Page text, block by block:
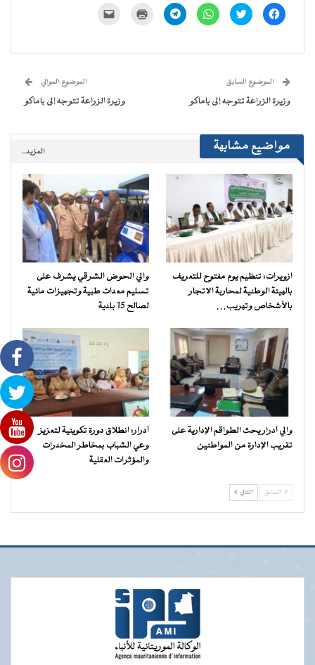
انقر
للمشاركة
في
اضغط
للمشاركة
في
انقر
للمشاركة
في
انقر
للمشاركة
في
للطباعة
جديدة) الإلكتروني
نافذة
جديدة)
الموضوع السابق
وزيرة الزراعة تتوجه إلى باماكو
الموضوع الموالي
وزيرة الزراعة تتوجه إلى باماكو
مواضيع مشابهة المزيد..
ازويرات: تنظيم يوم مفتوح للتعريف
بالهيئة الوطنية لمحاربة الاتجار
بالأشخاص وتهريب…
والي الحوض الشرقي يشرف على
تسليم معدات طبية وتجهيزات مائية
لصالح 15 بلدية
والي آدرار يحث الطواقم الإدارية على
تقريب الإدارة من المواطنين
آدرار: انطلاق دورة تكوينية لتعزيز
وعي الشباب بمخاطر المخدرات
والمؤثرات العقلية
السابق التالي